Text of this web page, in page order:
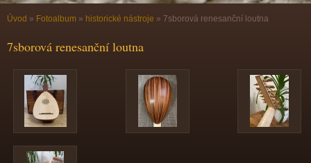
Úvod » Fotoalbum » historické nástroje » 7sborová renesanční loutna
7sborová renesanční loutna